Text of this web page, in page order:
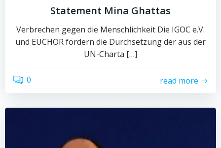
Statement Mina Ghattas
Verbrechen gegen die Menschlichkeit Die IGOC e.V.
und EUCHOR fordern die Durchsetzung der aus der
UN-Charta […]
0 read more